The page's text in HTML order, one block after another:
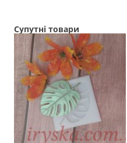
Супутні товари